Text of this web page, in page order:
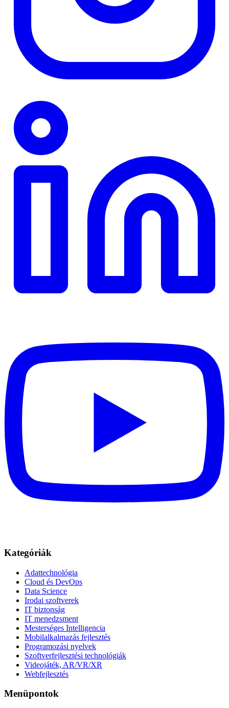
Kategóriák
Adattechnológia
Cloud és DevOps
Data Science
Irodai szoftverek
IT biztonság
IT menedzsment
Mesterséges Intelligencia
Mobilalkalmazás fejlesztés
Programozási nyelvek
Szoftverfejlesztési technológiák
Videojáték, AR/VR/XR
Webfejlesztés
Menüpontok